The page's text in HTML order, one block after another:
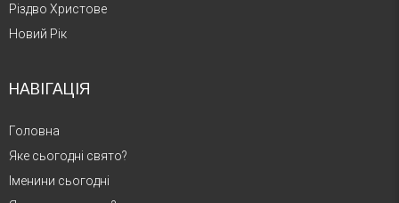
Різдво Христове
Новий Рік
НАВІГАЦІЯ
Головна
Яке сьогодні свято?
Іменини сьогодні